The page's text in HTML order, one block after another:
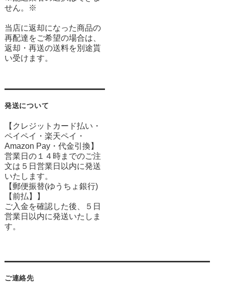
せん。※
当店に返却になった商品の
再配達をご希望の場合は、
返却・再送の送料を別途貰
い受けます。
発送について
【クレジットカード払い・
ペイペイ・楽天ペイ・
Amazon Pay・ 代金引換】
営業日の１４時までのご注
文は５日営業日以内に発送
いたします。
【郵便振替(ゆうちょ銀行)
【前払】】
ご入金を確認した後、５日
営業日以内に発送いたしま
す。
ご連絡先